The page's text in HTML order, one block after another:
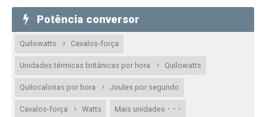
Potência conversor
Quilowatts Cavalos-força
Unidades térmicas britânicas por hora Quilowatts
Quilocalorias por hora Joules por segundo
Cavalos-força Watts Mais unidades · · ·